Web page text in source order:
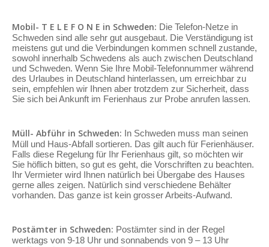
Mobil- T E L E F O N E in Schweden: Die Telefon-Netze in
Schweden sind alle sehr gut ausgebaut. Die Verständigung ist
meistens gut und die Verbindungen kommen schnell zustande,
sowohl innerhalb Schwedens als auch zwischen Deutschland
und Schweden. Wenn Sie Ihre Mobil-Telefonnummer während
des Urlaubes in Deutschland hinterlassen, um erreichbar zu
sein, empfehlen wir Ihnen aber trotzdem zur Sicherheit, dass
Sie sich bei Ankunft im Ferienhaus zur Probe anrufen lassen.
Müll- Abführ in Schweden: In Schweden muss man seinen
Müll und Haus-Abfall sortieren. Das gilt auch für Ferienhäuser.
Falls diese Regelung für Ihr Ferienhaus gilt, so möchten wir
Sie höflich bitten, so gut es geht, die Vorschriften zu beachten.
Ihr Vermieter wird Ihnen natürlich bei Übergabe des Hauses
gerne alles zeigen. Natürlich sind verschiedene Behälter
vorhanden. Das ganze ist kein grosser Arbeits-Aufwand.
Postämter in Schweden: Postämter sind in der Regel
werktags von 9-18 Uhr und sonnabends von 9 – 13 Uhr